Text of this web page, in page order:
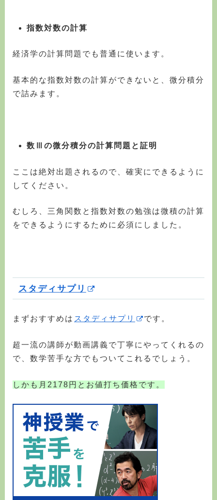
指数対数の計算
経済学の計算問題でも普通に使います。
基本的な指数対数の計算ができないと、微分積分
で詰みます。
数Ⅲの微分積分の計算問題と証明
ここは絶対出題されるので、確実にできるように
してください。
むしろ、三角関数と指数対数の勉強は微積の計算
をできるようにするために必須にしました。
スタディサプリ
まずおすすめは スタディサプリ です。
超一流の講師が動画講義で丁寧にやってくれるの
で、数学苦手な方でもついてこれるでしょう。
しかも月2178円とお値打ち価格です。